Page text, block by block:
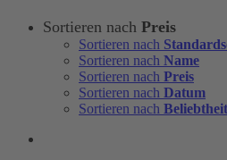
Sortieren nach Preis
Sortieren nach
Sortieren nach Name
Sortieren nach Preis
Sortieren nach Datum
Sortieren nach Beliebtheit